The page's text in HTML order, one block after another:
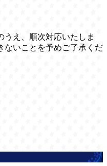
うえ、順次対応いたしま
ないことを予めご了承くだ